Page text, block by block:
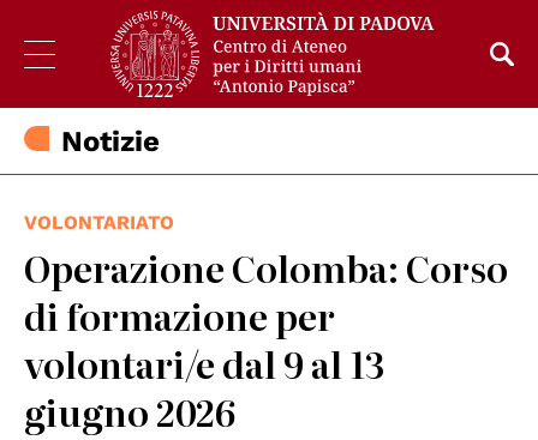
Notizie
VOLONTARIATO
Operazione Colomba: Corso
di formazione per
volontari/e dal 9 al 13
giugno 2026